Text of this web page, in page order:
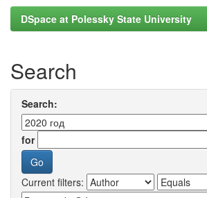
DSpace at Polessky State University
Search
Search:
for
Current filters: